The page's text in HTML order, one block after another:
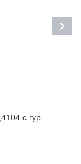
с гур